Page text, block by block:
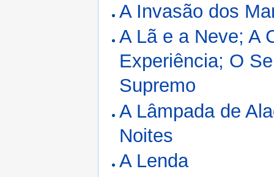
A Invasão dos
A Lã e a Neve; A
Experiência; O
Supremo
A Lâmpada de
Noites
A Lenda